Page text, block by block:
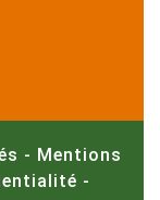
- Mentions
-